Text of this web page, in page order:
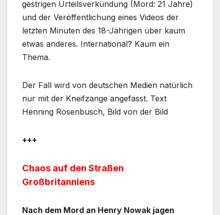
gestrigen Urteilsverkündung (Mord: 21 Jahre)
und der Veröffentlichung eines Videos der
letzten Minuten des 18-Jährigen über kaum
etwas anderes. International? Kaum ein
Thema.
Der Fall wird von deutschen Medien natürlich
nur mit der Kneifzange angefasst. Text
Henning Rosenbusch, Bild von der Bild
+++
Chaos auf den Straßen
Großbritanniens
Nach dem Mord an Henry Nowak jagen